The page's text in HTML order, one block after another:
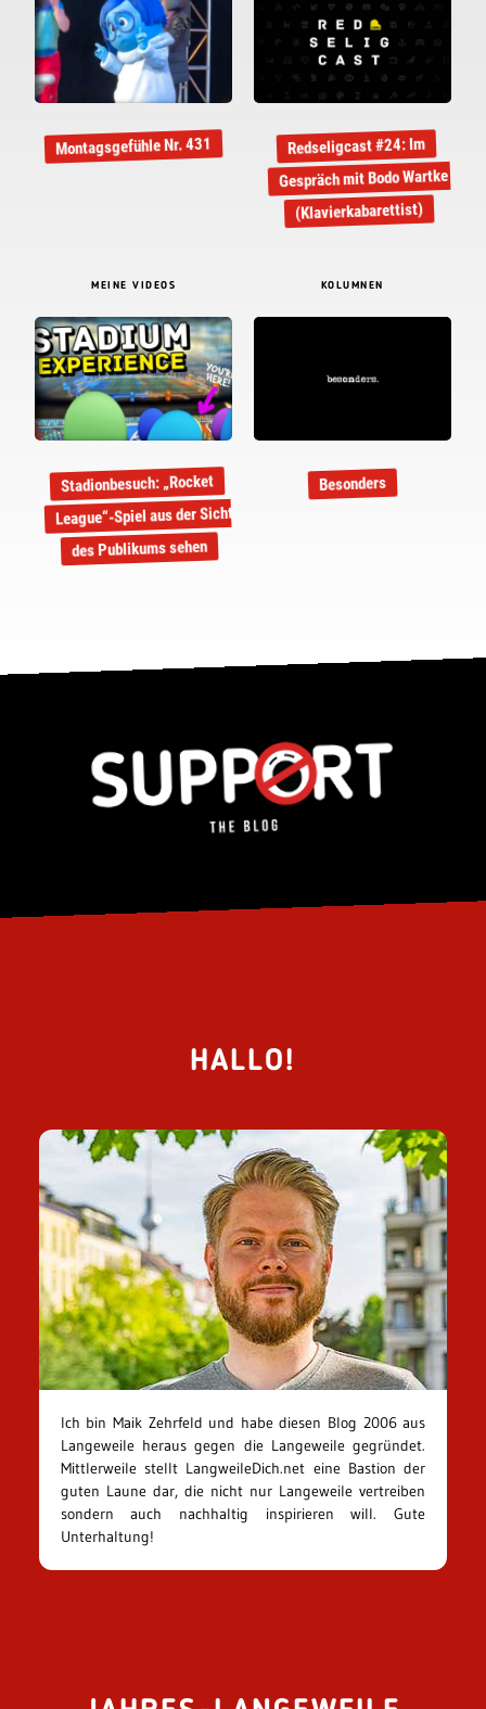
Montagsgefühle Nr. 431 Redseligcast #24: Im
Gespräch mit Bodo Wartke
(Klavierkabarettist)
MEINE VIDEOS
Stadionbesuch: „Rocket
League“-Spiel aus der Sicht
des Publikums sehen
KOLUMNEN
Besonders
HALLO!
Ich bin Maik Zehrfeld und habe diesen Blog 2006 aus
Langeweile heraus gegen die Langeweile gegründet.
Mittlerweile stellt LangweileDich.net eine Bastion der
guten Laune dar, die nicht nur Langeweile vertreiben
sondern auch nachhaltig inspirieren will. Gute
Unterhaltung!